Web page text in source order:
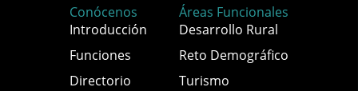
Conócenos
Introducción
Funciones
Directorio
Áreas Funcionales
Desarrollo Rural
Reto Demográfico
Turismo